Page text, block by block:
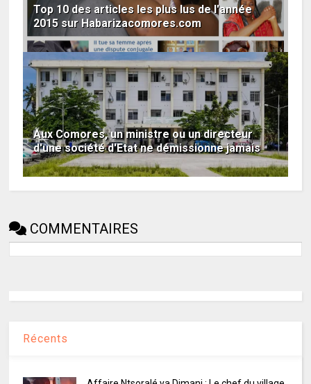
Top 10 des articles les plus lus de l'année
2015 sur Habarizacomores.com
Aux Comores, un ministre ou un directeur
d'une société d'Etat ne démissionne jamais
COMMENTAIRES
Récents